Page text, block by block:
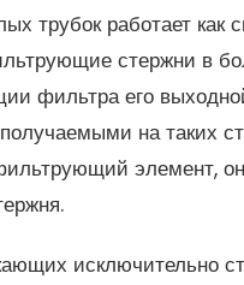
трубок работает как
стержни в
фильтра его
на таких
элемент,
исключительно